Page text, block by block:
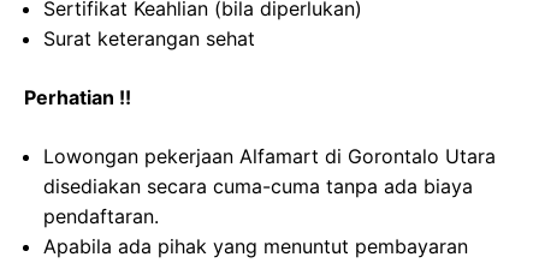
Sertifikat Keahlian (bila diperlukan)
Surat keterangan sehat
Perhatian !!
Lowongan pekerjaan Alfamart di Gorontalo Utara
disediakan secara cuma-cuma tanpa ada biaya
pendaftaran.
Apabila ada pihak yang menuntut pembayaran